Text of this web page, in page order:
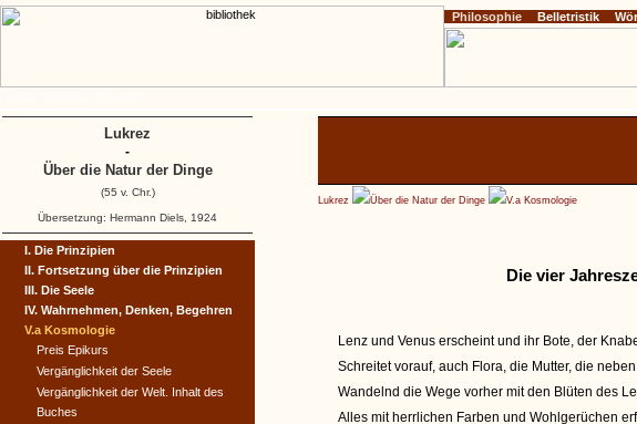
Lukrez Über die Natur der Dinge V.a Kosmologie
Die vier
Lenz und Venus erscheint und ihr Bote, der
Schreitet vorauf, auch Flora, die Mutter, die
Wandelnd die Wege vorher mit den Blüten des
Alles mit herrlichen Farben und Wohlgerüchen
I. Die Prinzipien
II. Fortsetzung über die Prinzipien
III. Die Seele
IV. Wahrnehmen, Denken, Begehren
V.a Kosmologie
Preis Epikurs
Vergänglichkeit der Seele
Vergänglichkeit der Welt. Inhalt des
Buches
Philosophie Belletristik
Lukrez
-
Über die Natur der Dinge
(55 v. Chr.)
Übersetzung: Hermann Diels, 1924